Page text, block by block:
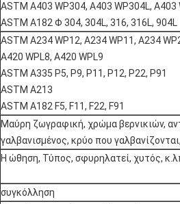
ASTM A403 WP304, A403 WP304L, A403
ASTM A182 Φ 304, 304L, 316, 316L, 904L
ASTM A234 WP12, A234 WP11, A234
A420 WPL8, A420 WPL9
ASTM A335 P5, P9, P11, P12, P22, P91
ASTM A213
ASTM A182 F5, F11, F22, F91
Μαύρη ζωγραφική, χρώμα βερνικιών,
γαλβανισμένος, κρύο που
Η ώθηση, Τύπος, σφυρηλατεί, χυτός,
συγκόλληση